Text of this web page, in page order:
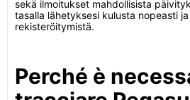
sekä ilmoitukset mahdollisista
tasalla lähetyksesi kulusta nopeasti
rekisteröitymistä.
Perché è